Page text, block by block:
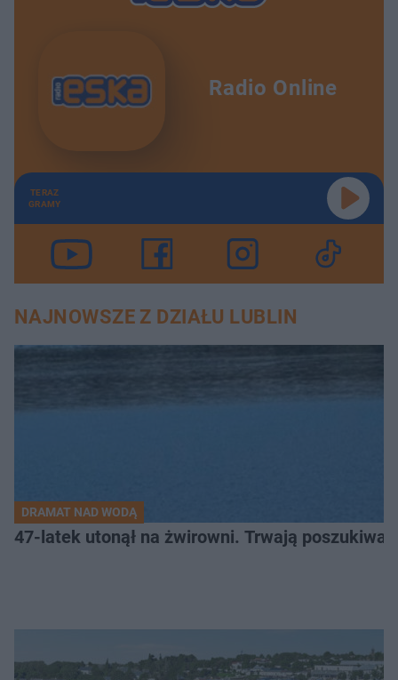
Radio Online
TERAZ
GRAMY
NAJNOWSZE Z DZIAŁU LUBLIN
DRAMAT NAD WODĄ
47-latek utonął na żwirowni. Trwają